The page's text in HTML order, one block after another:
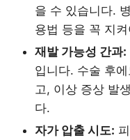
을 수 있습니다.
용법 등을 꼭 지
재발 가능성 간과:
입니다. 수술 후
고, 이상 증상 발
다.
자가 압출 시도: